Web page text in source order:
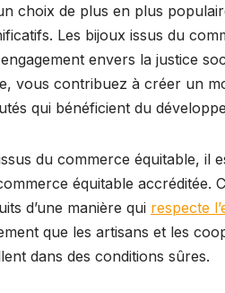
choix de plus en plus
Les bijoux issus du
envers la justice
vous contribuez à créer un
qui bénéficient du
du commerce équitable, il
équitable accréditée.
d’une manière qui respecte
que les artisans et les
dans des conditions sûres.